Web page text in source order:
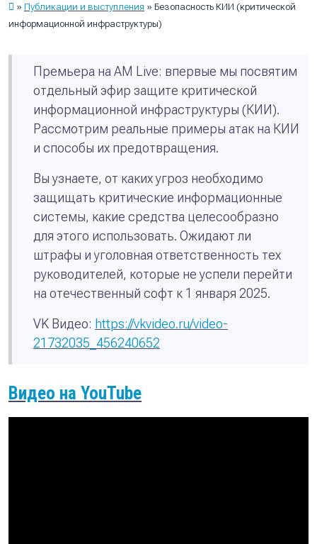
Публикации и выступления
Безопасность КИИ (критической
информационной инфраструктуры)
Премьера на AM Live: впервые мы посвятим
отдельный эфир защите критической
информационной инфраструктуры (КИИ).
Рассмотрим реальные примеры атак на КИИ
и способы их предотвращения.
Вы узнаете, от каких угроз необходимо
защищать критические информационные
системы, какие средства целесообразно
для этого использовать. Ожидают ли
штрафы и уголовная ответственность тех
руководителей, которые не успели перейти
на отечественный софт к 1 января 2025.
VK Видео: https://vkvideo.ru/video-
21732035_456240652
Видео на YouTube